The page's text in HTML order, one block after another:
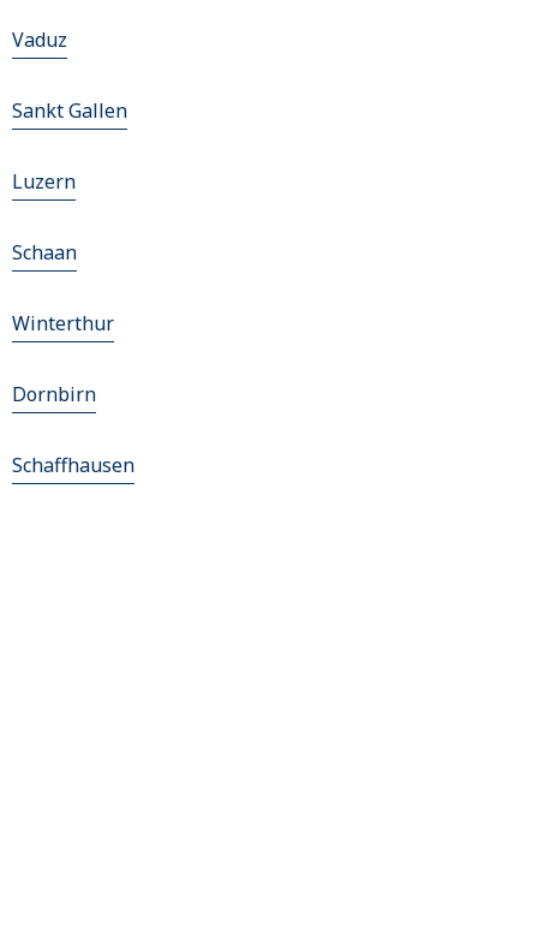
Vaduz
Sankt Gallen
Luzern
Schaan
Winterthur
Dornbirn
Schaffhausen